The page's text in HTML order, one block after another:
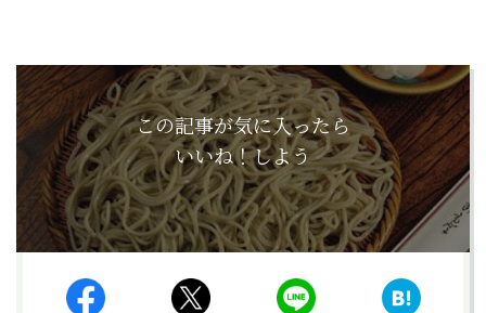
この記事が気に入ったら
いいね！しよう